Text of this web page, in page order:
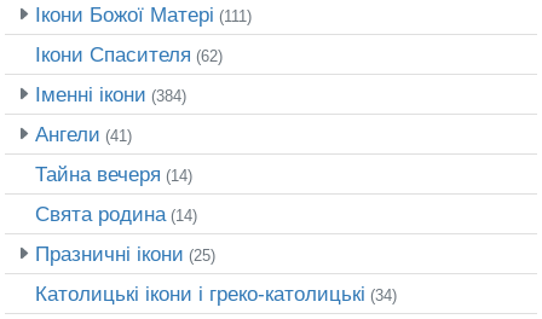
Ікони Божої Матері (111)
Ікони Спасителя (62)
Іменні ікони (384)
Ангели (41)
Тайна вечеря (14)
Свята родина (14)
Празничні ікони (25)
Католицькі ікони і греко-католицькі (34)